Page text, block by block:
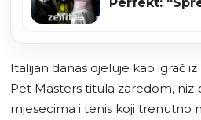
Italijan danas djeluje kao igrač
Pet Masters titula zaredom, niz
mjesecima i tenis koji trenutno